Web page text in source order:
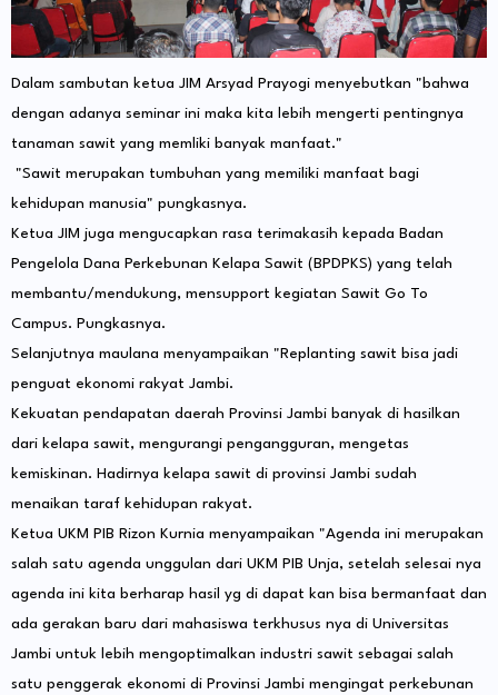
Dalam sambutan ketua JIM Arsyad Prayogi menyebutkan "bahwa
dengan adanya seminar ini maka kita lebih mengerti pentingnya
tanaman sawit yang memliki banyak manfaat."
"Sawit merupakan tumbuhan yang memiliki manfaat bagi
kehidupan manusia" pungkasnya.
Ketua JIM juga mengucapkan rasa terimakasih kepada Badan
Pengelola Dana Perkebunan Kelapa Sawit (BPDPKS) yang telah
membantu/mendukung, mensupport kegiatan Sawit Go To
Campus. Pungkasnya.
Selanjutnya maulana menyampaikan "Replanting sawit bisa jadi
penguat ekonomi rakyat Jambi.
Kekuatan pendapatan daerah Provinsi Jambi banyak di hasilkan
dari kelapa sawit, mengurangi pengangguran, mengetas
kemiskinan. Hadirnya kelapa sawit di provinsi Jambi sudah
menaikan taraf kehidupan rakyat.
Ketua UKM PIB Rizon Kurnia menyampaikan "Agenda ini merupakan
salah satu agenda unggulan dari UKM PIB Unja, setelah selesai nya
agenda ini kita berharap hasil yg di dapat kan bisa bermanfaat dan
ada gerakan baru dari mahasiswa terkhusus nya di Universitas
Jambi untuk lebih mengoptimalkan industri sawit sebagai salah
satu penggerak ekonomi di Provinsi Jambi mengingat perkebunan